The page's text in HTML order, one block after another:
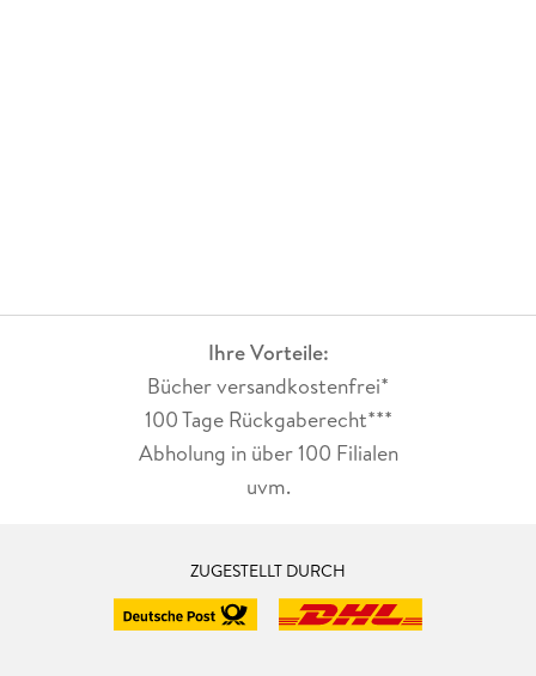
Ihre Vorteile:
Bücher versandkostenfrei*
100 Tage Rückgaberecht***
Abholung in über 100 Filialen
uvm.
ZUGESTELLT DURCH